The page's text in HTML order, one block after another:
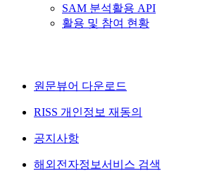
SAM 분석활용 API
활용 및 참여 현황
원문뷰어 다운로드
RISS 개인정보 재동의
공지사항
해외전자정보서비스 검색